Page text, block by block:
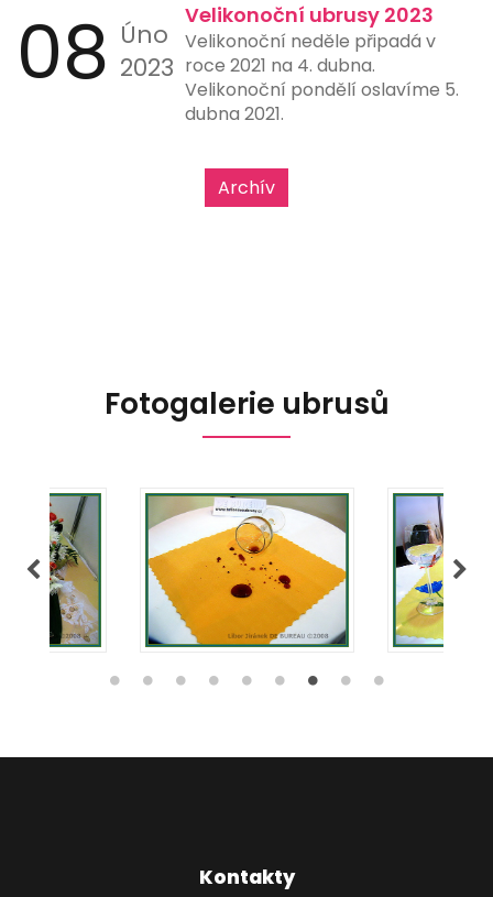
08 Úno
2023
Velikonoční ubrusy 2023
Velikonoční neděle připadá v
roce 2021 na 4. dubna.
Velikonoční pondělí oslavíme 5.
dubna 2021.
Archív
Fotogalerie ubrusů
Kontakty